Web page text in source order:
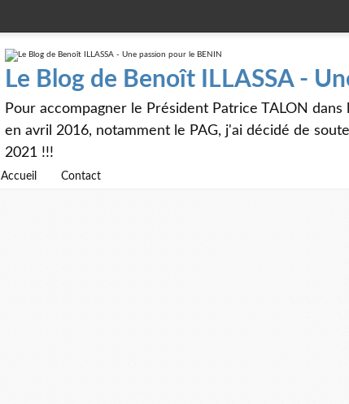
Le Blog de Benoît ILLASSA -
Pour accompagner le Président Patrice TALON
en avril 2016, notamment le PAG, j'ai décidé de
2021 !!!
Accueil Contact